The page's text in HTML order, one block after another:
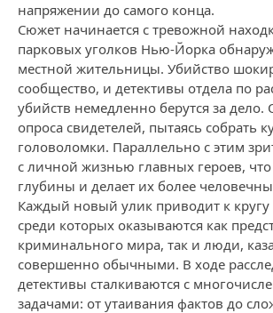
напряжении до самого конца.
Сюжет начинается с тревожной
парковых уголков Нью-Йорка
местной жительницы. Убийство
сообщество, и детективы отдела по
убийств немедленно берутся за
опроса свидетелей, пытаясь собрать
головоломки. Параллельно с этим
с личной жизнью главных героев, что
глубины и делает их более
Каждый новый улик приводит к
среди которых оказываются как
криминального мира, так и люди,
совершенно обычными. В ходе
детективы сталкиваются с
задачами: от утаивания фактов до